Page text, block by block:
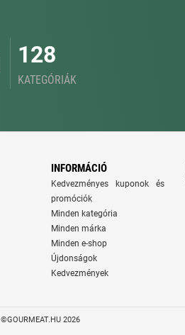
128
KATEGÓRIÁK
INFORMÁCIÓ
Kedvezményes kuponok és
promóciók
Minden kategória
Minden márka
Minden e-shop
Újdonságok
Kedvezmények
©GOURMEAT.HU 2026